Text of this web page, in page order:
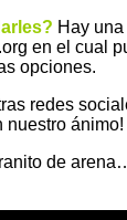
Hay
.org en el cual
opciones.
redes
nuestro ánimo!
de